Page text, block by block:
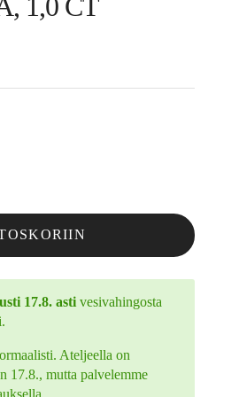
17.8. astivesivahingosta
Ateljeella on
17.8., mutta palvelemme